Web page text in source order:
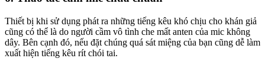
Thiết bị khi sử dụng phát ra những tiếng kêu khó chịu cho khán giả
cũng có thể là do người cầm vô tình che mất anten của mic không
dây. Bên cạnh đó, nếu đặt chúng quá sát miệng của bạn cũng dễ làm
xuất hiện tiếng kêu rít chói tai.